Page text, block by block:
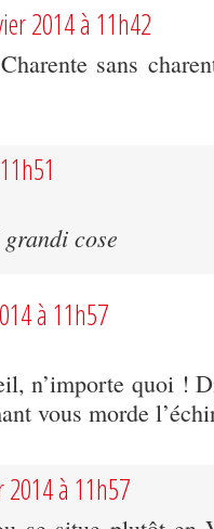
2014 à 11h42
sans
cose
à 11h57
n’importe quoi !
vous morde
2014 à 11h57